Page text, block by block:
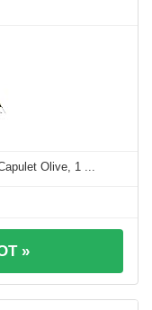
Olive, 1 ...
»